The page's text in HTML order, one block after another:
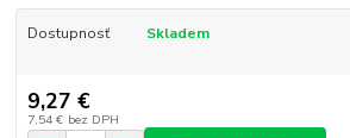
Dostupnosť Skladem
9,27 €
7,54 € bez DPH